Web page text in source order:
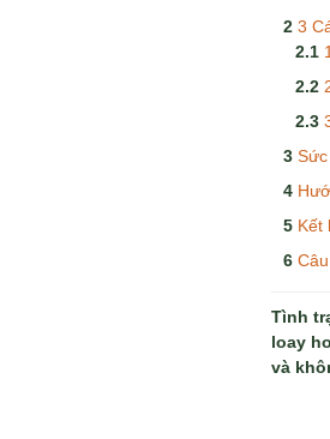
3
Kết
Tình
loay
và